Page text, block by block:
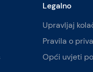
Legalno
Upravljaj
Pravila o
Opći uvjeti